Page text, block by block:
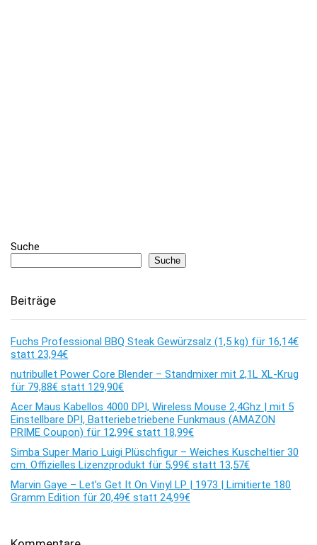
Suche
Suche
Beiträge
Fuchs Professional BBQ Steak Gewürzsalz (1,5 kg) für 16,14€
statt 23,94€
nutribullet Power Core Blender – Standmixer mit 2,1L XL-Krug
für 79,88€ statt 129,90€
Acer Maus Kabellos 4000 DPI, Wireless Mouse 2,4Ghz | mit 5
Einstellbare DPI, Batteriebetriebene Funkmaus (AMAZON
PRIME Coupon) für 12,99€ statt 18,99€
Simba Super Mario Luigi Plüschfigur – Weiches Kuscheltier 30
cm. Offizielles Lizenzprodukt für 5,99€ statt 13,57€
Marvin Gaye – Let’s Get It On Vinyl LP | 1973 | Limitierte 180
Gramm Edition für 20,49€ statt 24,99€